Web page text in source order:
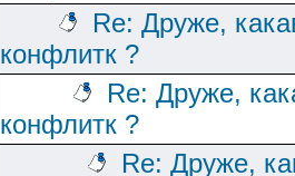
Re: Друже,
конфлитк ?
Re: Друже,
конфлитк ?
Re: Друже,